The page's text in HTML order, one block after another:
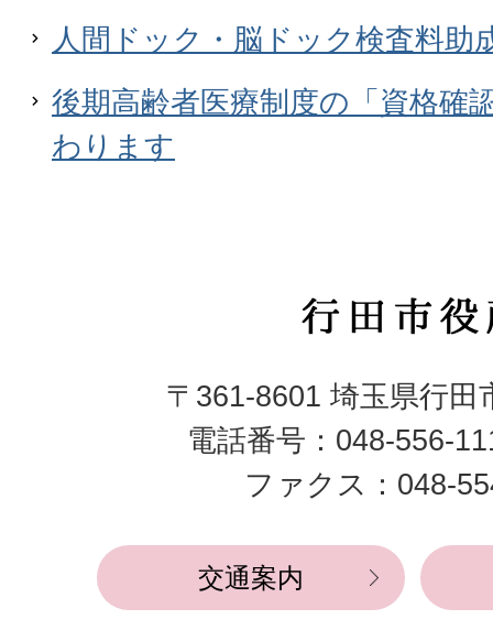
人間ドック・脳ドック検査料助
後期高齢者医療制度の「資格確
わります
行
市
役
所
〒361-8601 埼玉県行田
電話番号：048-556-
ファクス：048-
交通案内